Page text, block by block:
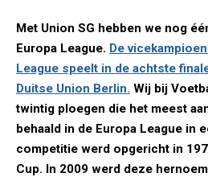
Met Union SG hebben we nog
Europa League. De
League speelt in de achtste
Duitse Union Berlin. Wij bij
twintig ploegen die het meest
behaald in de Europa League in
competitie werd opgericht in
Cup. In 2009 werd deze